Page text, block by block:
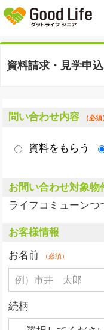
資料請求・見学申
問い合わせ内容 （必須
資料をもらう
お問い合わせ対象物
ライフコミューンつ
お客様情報
お名前
（必須）
続柄